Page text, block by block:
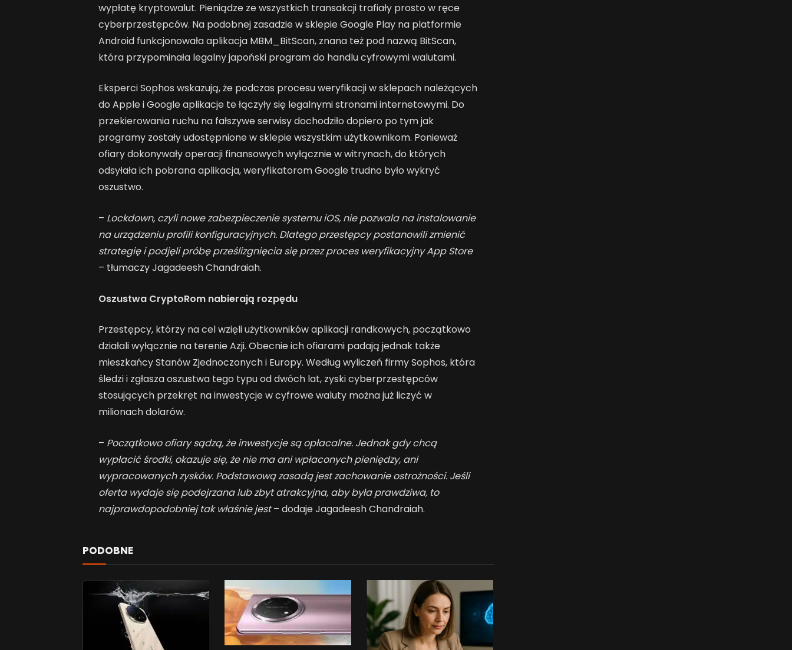
wypłatę kryptowalut. Pieniądze ze wszystkich transakcji trafiały prosto w ręce
cyberprzestępców. Na podobnej zasadzie w sklepie Google Play na platformie
Android funkcjonowała aplikacja MBM_BitScan, znana też pod nazwą BitScan,
która przypominała legalny japoński program do handlu cyfrowymi walutami.
Eksperci Sophos wskazują, że podczas procesu weryfikacji w sklepach należących
do Apple i Google aplikacje te łączyły się legalnymi stronami internetowymi. Do
przekierowania ruchu na fałszywe serwisy dochodziło dopiero po tym jak
programy zostały udostępnione w sklepie wszystkim użytkownikom. Ponieważ
ofiary dokonywały operacji finansowych wyłącznie w witrynach, do których
odsyłała ich pobrana aplikacja, weryfikatorom Google trudno było wykryć
oszustwo.
– Lockdown, czyli nowe zabezpieczenie systemu iOS, nie pozwala na instalowanie
na urządzeniu profili konfiguracyjnych. Dlatego przestępcy postanowili zmienić
strategię i podjęli próbę prześlizgnięcia się przez proces weryfikacyjny App Store
– tłumaczy Jagadeesh Chandraiah.
Oszustwa CryptoRom nabierają rozpędu
Przestępcy, którzy na cel wzięli użytkowników aplikacji randkowych, początkowo
działali wyłącznie na terenie Azji. Obecnie ich ofiarami padają jednak także
mieszkańcy Stanów Zjednoczonych i Europy. Według wyliczeń firmy Sophos, która
śledzi i zgłasza oszustwa tego typu od dwóch lat, zyski cyberprzestępców
stosujących przekręt na inwestycje w cyfrowe waluty można już liczyć w
milionach dolarów.
– Początkowo ofiary sądzą, że inwestycje są opłacalne. Jednak gdy chcą
wypłacić środki, okazuje się, że nie ma ani wpłaconych pieniędzy, ani
wypracowanych zysków. Podstawową zasadą jest zachowanie ostrożności. Jeśli
oferta wydaje się podejrzana lub zbyt atrakcyjna, aby była prawdziwa, to
najprawdopodobniej tak właśnie jest – dodaje Jagadeesh Chandraiah.
PODOBNE